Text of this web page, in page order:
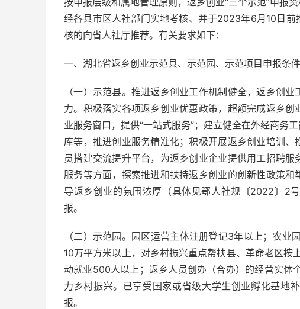
经各县市区人社部门实地考核、并于2023年6月10日
核的向省人社厅推荐。有关要求如下：
一、湖北省返乡创业示范县、示范园、示范项目申报条件
（一）示范县。推进返乡创业工作机制健全，返乡创
力。积极落实各项返乡创业优惠政策，超额完成返乡
业服务窗口，提供“一站式服务”；建立健全在外经商务
库等，推进创业服务精准化；积极开展返乡创业培训
员搭建交流提升平台，为返乡创业企业提供用工招聘
服务等方面，探索推进和扶持返乡创业的创新性政策和
导返乡创业的氛围浓厚（具体见鄂人社规〔2022〕2
报。
（二）示范园。园区运营主体注册登记3年以上；农
10万平方米以上，对乡村振兴重点帮扶县、革命老区
动就业500人以上；返乡人员创办（合办）的经营实体
力乡村振兴。已享受国家或省级大学生创业孵化基地
报。